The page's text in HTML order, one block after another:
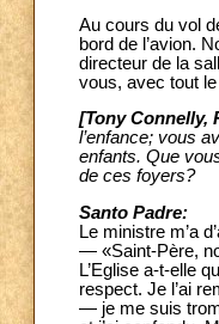
Au cours du vol
bord de l’avion.
directeur de la
vous, avec tout
[Tony Connelly,
l’enfance; vous
enfants. Que
de ces foyers?
Santo Padre:
Le ministre m’a
— «Saint-Père,
L’Eglise a-t-elle
respect. Je l’ai
— je me suis